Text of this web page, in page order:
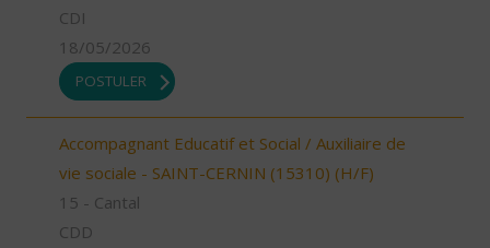
CDI
18/05/2026
POSTULER
Accompagnant Educatif et Social / Auxiliaire de
vie sociale - SAINT-CERNIN (15310) (H/F)
15 - Cantal
CDD